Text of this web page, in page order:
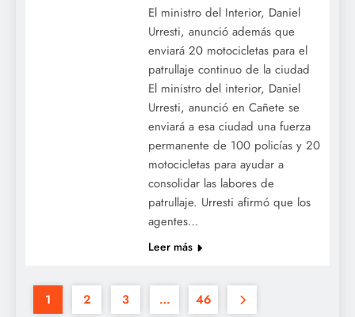
El ministro del Interior, Daniel
Urresti, anunció además que
enviará 20 motocicletas para el
patrullaje continuo de la ciudad
El ministro del interior, Daniel
Urresti, anunció en Cañete se
enviará a esa ciudad una fuerza
permanente de 100 policías y 20
motocicletas para ayudar a
consolidar las labores de
patrullaje. Urresti afirmó que los
agentes…
Leer más
1 2 3 … 46